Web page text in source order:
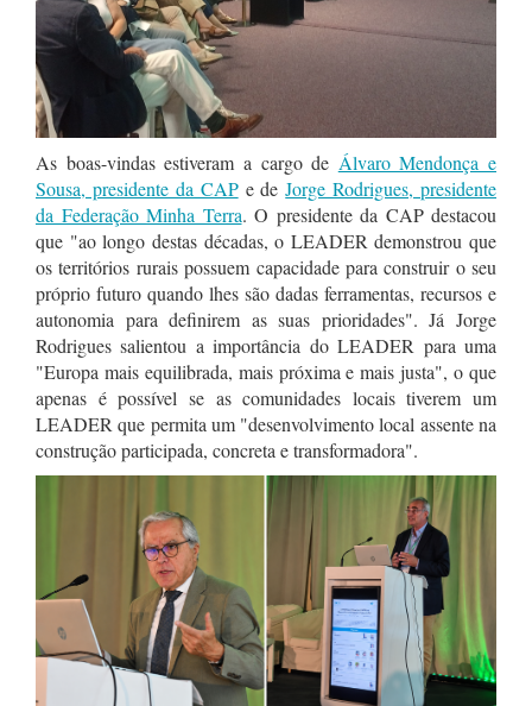
As boas-vindas estiveram a cargo de Álvaro Mendonça e
Sousa, presidente da CAPe deJorge Rodrigues, presidente
da Federação Minha Terra. O presidente da CAP destacou
que "ao longo destas décadas, o LEADER demonstrou que
os territórios rurais possuem capacidade para construir o seu
próprio futuro quando lhes são dadas ferramentas, recursos e
autonomia para definirem as suas prioridades". Já Jorge
Rodrigues salientou a importância do LEADER para uma
"Europa mais equilibrada, mais próxima e mais justa", o que
apenas é possível se as comunidades locais tiverem um
LEADER que permita um "desenvolvimento local assente na
construção participada, concreta e transformadora".